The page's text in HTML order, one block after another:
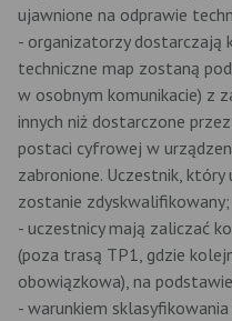
ujawnione na odprawie
- organizatorzy dostarczają
techniczne map zostaną
w osobnym komunikacie) z
innych niż dostarczone
postaci cyfrowej w
zabronione. Uczestnik,
zostanie zdyskwalifikowany;
- uczestnicy mają zaliczać
(poza trasą TP1, gdzie
obowiązkowa), na
- warunkiem